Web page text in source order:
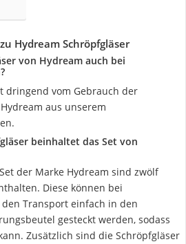
Hydream Schröpfgläser
von Hydream auch bei
dringend vom Gebrauch der
aus unserem
beinhaltet das Set von
der Marke Hydream sind zwölf
Diese können bei
Transport einfach in den
gesteckt werden, sodass
Zusätzlich sind die Schröpfgläser